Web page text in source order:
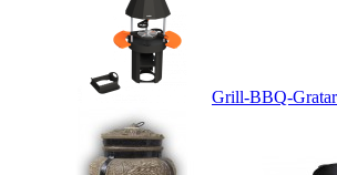
Grill-BBQ-